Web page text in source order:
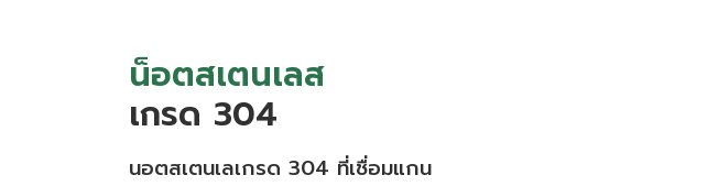
น็อตสเตนเลส
เกรด 304
นอตสเตนเลเกรด 304 ที่เชื่อมแกน